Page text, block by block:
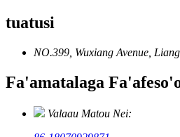
tuatusi
NO.399, Wuxiang Avenue,
Fa'amatalaga
Valaau Matou Nei: